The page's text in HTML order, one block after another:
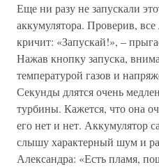
Еще ни разу не запускали
аккумулятора. Проверив,
кричит: «Запускай!», –
Нажав кнопку запуска,
температурой газов и
Секунды длятся очень
турбины. Кажется, что она
его нет и нет. Аккумулятор
слышу характерный шум и
Александра: «Есть пламя,